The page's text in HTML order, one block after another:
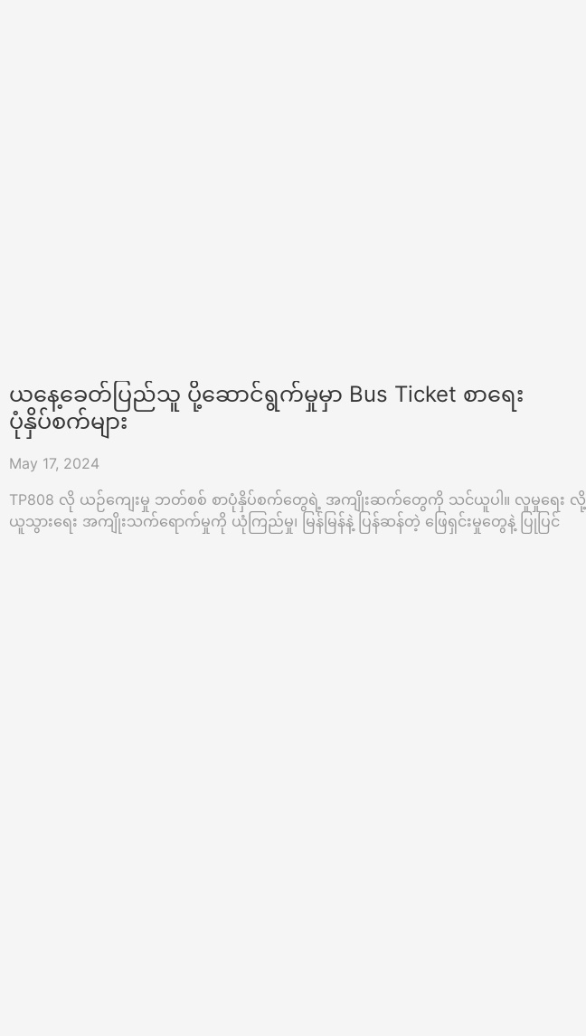
ယနေ့ခေတ်ပြည်သူ ပို့ဆောင်ရွက်မှုမှာ Bus Ticket စာရေး
ပုံနှိပ်စက်များ
May 17, 2024
TP808 လို ယဉ်ကျေးမှု ဘတ်စစ် စာပုံနှိပ်စက်တွေရဲ့ အကျိုးဆက်တွေကို သင်ယူပါ။ လူမှုရေး လို့
ယူသွားရေး အကျိုးသက်ရောက်မှုကို ယုံကြည်မှု၊ မြန်မြန်နဲ့ ပြန်ဆန်တဲ့ ဖြေရှင်းမှုတွေနဲ့ ပြုပြင်